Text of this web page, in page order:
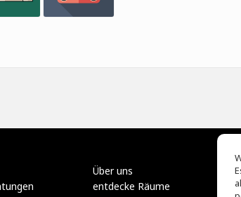
Über uns
entdecke Räume